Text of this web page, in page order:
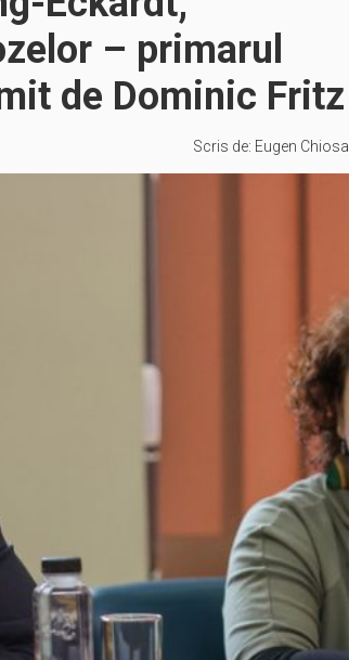
– primarul
de Dominic Fritz
Scris de: Eugen Chiosa